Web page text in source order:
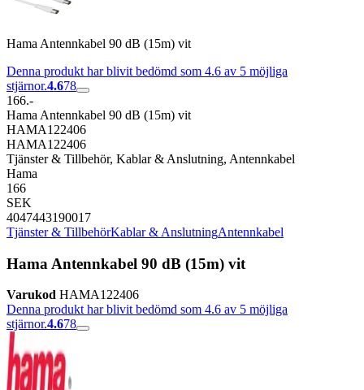
Hama Antennkabel 90 dB (15m) vit
Denna produkt har blivit bedömd som 4.6 av 5 möjliga
stjärnor.4.678
166.-
Hama Antennkabel 90 dB (15m) vit
HAMA122406
HAMA122406
Tjänster & Tillbehör, Kablar & Anslutning, Antennkabel
Hama
166
SEK
4047443190017
Tjänster & TillbehörKablar & AnslutningAntennkabel
Hama Antennkabel 90 dB (15m) vit
Varukod HAMA122406
Denna produkt har blivit bedömd som 4.6 av 5 möjliga
stjärnor.4.678